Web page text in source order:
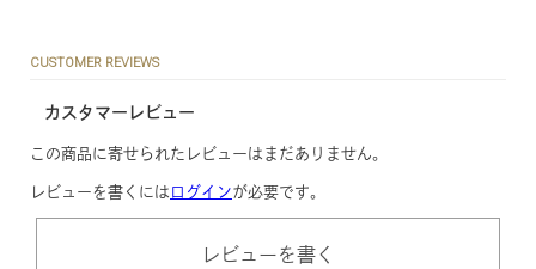
CUSTOMER REVIEWS
カスタマーレビュー
この商品に寄せられたレビューはまだありません。
レビューを書くには ログインが必要です。
レビューを書く